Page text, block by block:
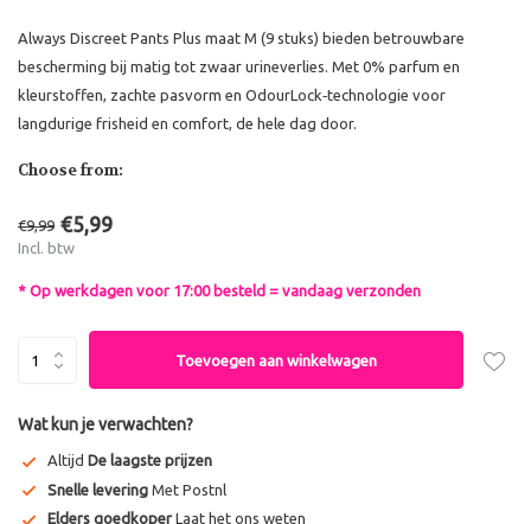
Always Discreet Pants Plus maat M (9 stuks) bieden betrouwbare
bescherming bij matig tot zwaar urineverlies. Met 0% parfum en
kleurstoffen, zachte pasvorm en OdourLock‑technologie voor
langdurige frisheid en comfort, de hele dag door.
Choose from:
€9,99 €5,99
Incl. btw
* Op werkdagen voor 17:00 besteld = vandaag verzonden
Toevoegen aan winkelwagen
Wat kun je verwachten?
Altijd De laagste prijzen
Snelle levering Met Postnl
Elders goedkoper Laat het ons weten